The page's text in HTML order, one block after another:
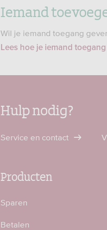
Iemand
Wil je iemand toegang
Lees hoe je iemand
Hulp nodig?
Service en contact
Producten
Sparen
Betalen